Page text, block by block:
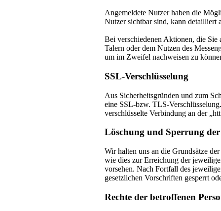
Angemeldete Nutzer haben die
Nutzer sichtbar sind, kann detailliert
Bei verschiedenen Aktionen, die
Talern oder dem Nutzen des
um im Zweifel nachweisen zu
SSL-Verschlüsselung
Aus Sicherheitsgründen und zum
eine SSL-bzw. TLS-
verschlüsselte Verbindung an der
Löschung und Sperrung
Wir halten uns an die Grundsätze
wie dies zur Erreichung der
vorsehen. Nach Fortfall des
gesetzlichen Vorschriften gesperrt
Rechte der betroffenen